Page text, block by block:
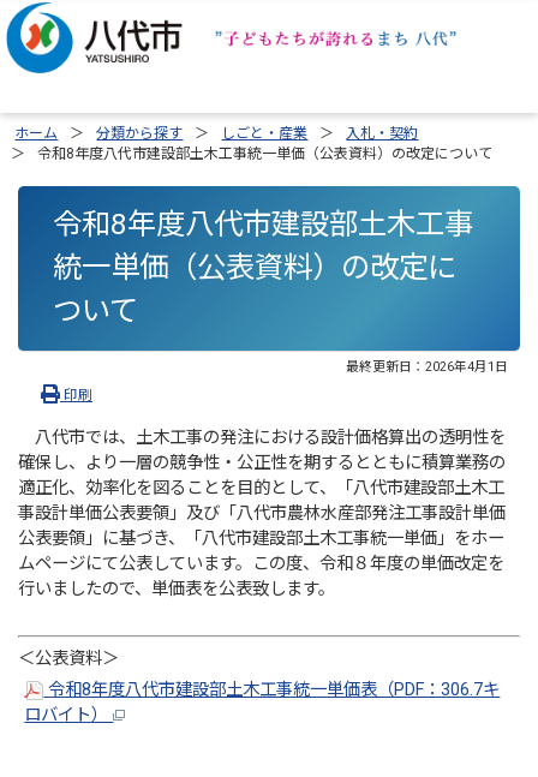
ホーム 分類から探す しごと・産業
入札・契約
令和8年度八代市建設部土木工事統一単価（公表資料）の改定について
令和8年度八代市建設部土木工事
統一単価（公表資料）の改定に
ついて
最終更新日： 2026年4月1日
印刷
八代市では、土木工事の発注における設計価格算出の透明性を
確保し、より一層の競争性・公正性を期するとともに積算業務の
適正化、効率化を図ることを目的として、「八代市建設部土木工
事設計単価公表要領」及び「八代市農林水産部発注工事設計単価
公表要領」に基づき、「八代市建設部土木工事統一単価」をホー
ムページにて公表しています。この度、令和８年度の単価改定を
行いましたので、単価表を公表致します。
＜公表資料＞
令和8年度八代市建設部土木工事統一単価表（PDF：306.7キ
ロバイト）